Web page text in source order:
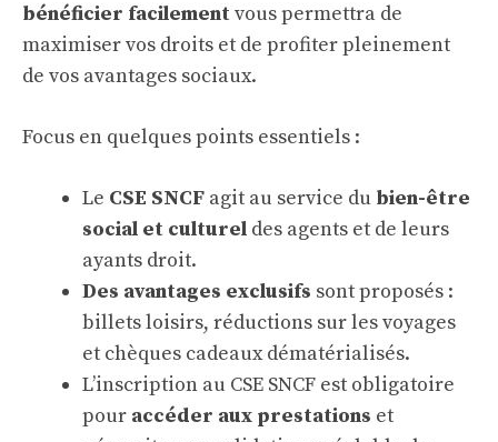
bénéficier facilement vous permettra de
maximiser vos droits et de profiter pleinement
de vos avantages sociaux.
Focus en quelques points essentiels :
Le CSE SNCF agit au service du bien-être
social et culturel des agents et de leurs
ayants droit.
Des avantages exclusifs sont proposés :
billets loisirs, réductions sur les voyages
et chèques cadeaux dématérialisés.
L’inscription au CSE SNCF est obligatoire
pour accéder aux prestations et